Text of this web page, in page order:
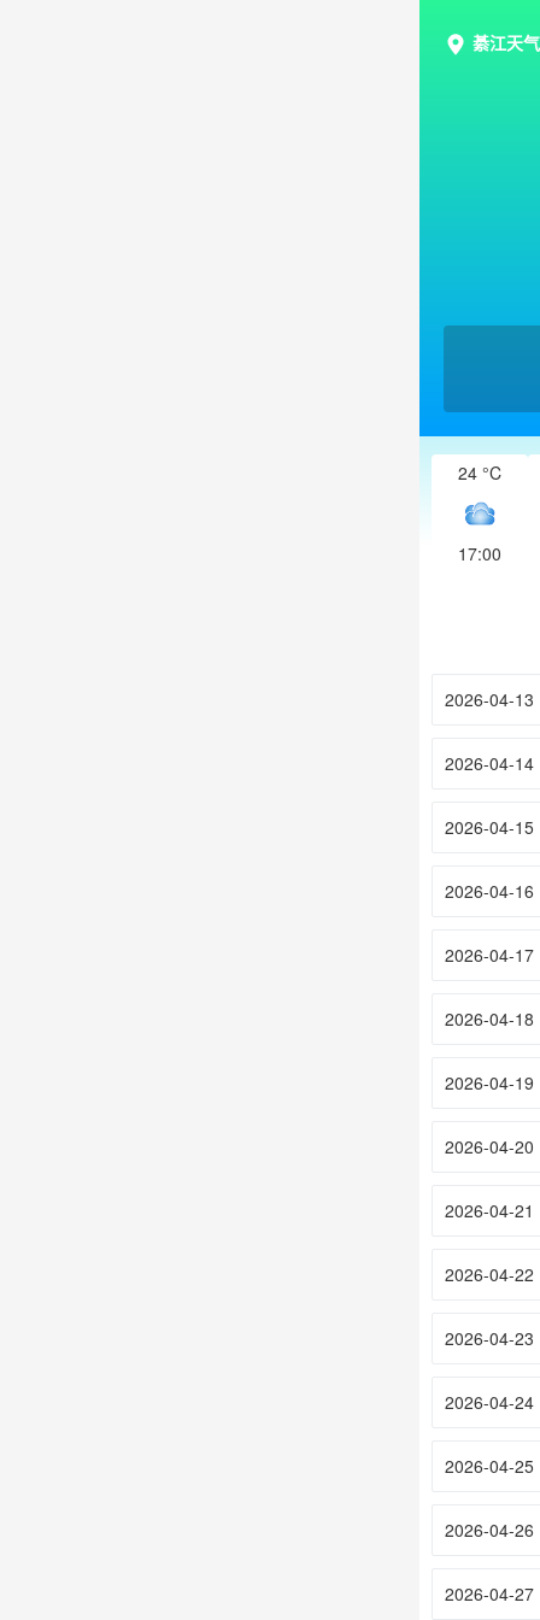
綦江天
24 °C
17:00
2026-04-13
2026-04-14
2026-04-15
2026-04-16
2026-04-17
2026-04-18
2026-04-19
2026-04-20
2026-04-21
2026-04-22
2026-04-23
2026-04-24
2026-04-25
2026-04-26
2026-04-27